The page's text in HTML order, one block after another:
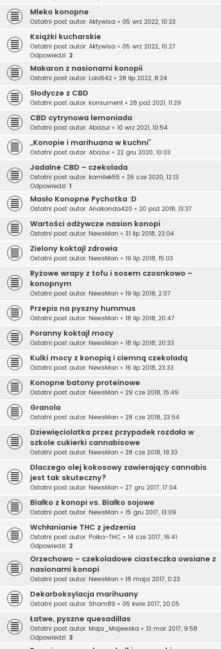
Mleko konopne
Ostatni post autor: Aktywisa « 05 wrz 2022, 10:33
Książki kucharskie
Ostatni post autor: Aktywisa « 05 wrz 2022, 10:27
Odpowiedzi: 2
Makaron z nasionami konopii
Ostatni post autor: Lolo542 « 28 lip 2022, 8:24
Słodycze z CBD
Ostatni post autor: konsument « 28 paź 2021, 11:29
CBD cytrynowa lemoniada
Ostatni post autor: Abażur « 10 wrz 2021, 10:54
„Konopie i marihuana w kuchni”
Ostatni post autor: Abażur « 22 gru 2020, 10:03
Jadalne CBD – czekolada
Ostatni post autor: kamilek55 « 26 cze 2020, 12:13
Odpowiedzi: 1
Masło Konopne Pychotka :D
Ostatni post autor: Anakonda420 « 20 paź 2018, 13:37
Wartości odżywcze nasion konopi
Ostatni post autor: NewsMan « 31 lip 2018, 23:04
Zielony koktajl zdrowia
Ostatni post autor: NewsMan « 19 lip 2018, 15:03
Ryżowe wrapy z tofu i sosem czosnkowo –
konopnym
Ostatni post autor: NewsMan « 19 lip 2018, 2:07
Przepis na pyszny hummus
Ostatni post autor: NewsMan « 18 lip 2018, 20:47
Poranny koktajl mocy
Ostatni post autor: NewsMan « 18 lip 2018, 20:33
Kulki mocy z konopią i ciemną czekoladą
Ostatni post autor: NewsMan « 16 lip 2018, 23:33
Konopne batony proteinowe
Ostatni post autor: NewsMan « 29 cze 2018, 15:49
Granola
Ostatni post autor: NewsMan « 28 cze 2018, 23:54
Dziewięciolatka przez przypadek rozdała w
szkole cukierki cannabisowe
Ostatni post autor: NewsMan « 28 cze 2018, 19:33
Dlaczego olej kokosowy zawierający cannabis
jest tak skuteczny?
Ostatni post autor: NewsMan « 27 gru 2017, 17:04
Białko z konopi vs. Białko sojowe
Ostatni post autor: NewsMan « 15 gru 2017, 13:09
Wchłanianie THC z jedzenia
Ostatni post autor: Polka-THC « 14 cze 2017, 16:41
Odpowiedzi: 2
Orzechowo – czekoladowe ciasteczka owsiane z
nasionami konopi
Ostatni post autor: NewsMan « 18 maja 2017, 0:23
Dekarboksylacja marihuany
Ostatni post autor: Sham89 « 05 kwie 2017, 20:05
Łatwe, pyszne quesadillas
Ostatni post autor: Maja_Majewska « 13 mar 2017, 9:58
Odpowiedzi: 3